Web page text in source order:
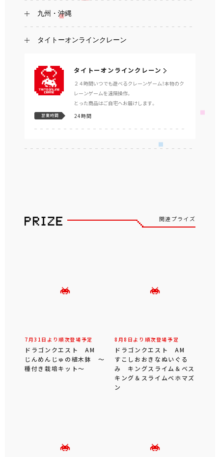
九州・沖縄
タイトーオンラインクレーン
タイトーオンラインクレーン
２４時間いつでも遊べるクレーンゲーム！本物のク
レーンゲームを遠隔操作。
とった商品はご自宅へお届けします。
営業時間 24時間
関連プライズ
7月31日より順次登場予定
ドラゴンクエスト AM
じんめんじゅの植木鉢 ～
種付き栽培キット～
8月8日より順次登場予定
ドラゴンクエスト AM
すこしおおきなぬいぐる
み キングスライム＆ベス
キング＆スライムベホマズ
ン